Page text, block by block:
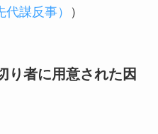
謀反事）
）
り者に用意された因